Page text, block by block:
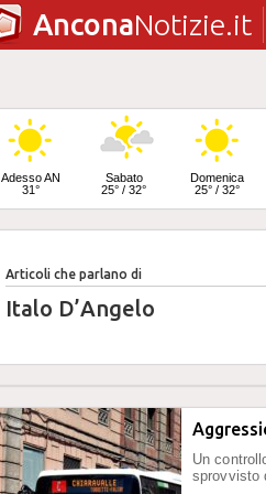
AnconaNotizie.it
Adesso AN
31°
Sabato
25° / 32°
Domenica
25° / 32°
Lunedì
24° / 33°
Articoli che parlano di
Italo D’Angelo
Un
sprovvisto